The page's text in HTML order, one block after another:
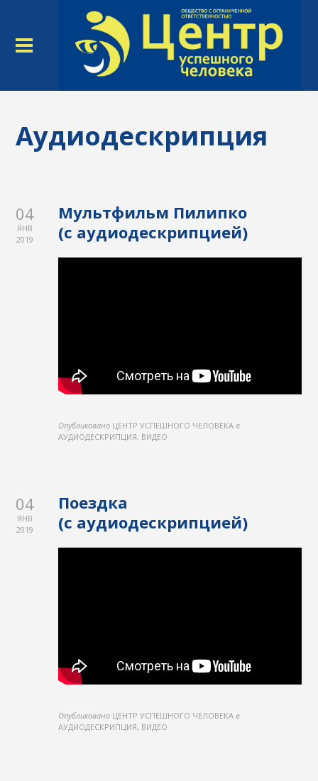
Аудиодескрипция
04
ЯНВ
2019
Мультфильм Пилипко
(с аудиодескрипцией)
Опубликовано ЦЕНТР УСПЕШНОГО ЧЕЛОВЕКА в
АУДИОДЕСКРИПЦИЯ, ВИДЕО
04
ЯНВ
2019
Поездка
(с аудиодескрипцией)
Опубликовано ЦЕНТР УСПЕШНОГО ЧЕЛОВЕКА в
АУДИОДЕСКРИПЦИЯ, ВИДЕО